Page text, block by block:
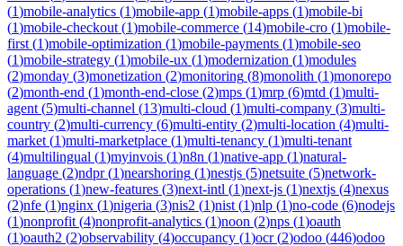
(1)mobile-analytics (1)mobile-app (1)mobile-apps (1)mobile-bi
(1)mobile-checkout (1)mobile-commerce (14)mobile-cro (1)mobile-
first (1)mobile-optimization (1)mobile-payments (1)mobile-seo
(1)mobile-strategy (1)mobile-ux (1)modernization (1)modules
(2)monday (3)monetization (2)monitoring (8)monolith (1)monorepo
(2)month-end (1)month-end-close (2)mps (1)mrp (6)mtd (1)multi-
agent (5)multi-channel (13)multi-cloud (1)multi-company (3)multi-
country (2)multi-currency (6)multi-entity (2)multi-location (4)multi-
market (1)multi-marketplace (1)multi-tenancy (1)multi-tenant
(4)multilingual (1)myinvois (1)n8n (1)native-app (1)natural-
language (2)ndpr(1)nearshoring (1)nestjs (5)netsuite (5)network-
operations (1)new-features (3)next-intl (1)next-js (1)nextjs (4)nexus
(2)nfe (1)nginx (1)nigeria (3)nis2 (1)nist (1)nlp (1)no-code (6)nodejs
(1)nonprofit (4)nonprofit-analytics (1)noon (2)nps (1)oauth
(1)oauth2 (2)observability (4)occupancy (1)ocr(2)odoo (446)odoo